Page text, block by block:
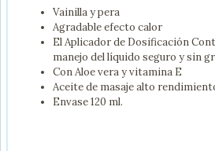
Vainilla y pera
Agradable efecto calor
El Aplicador de Dosificación
manejo del líquido seguro y sin
Con Aloe vera y vitamina E
Aceite de masaje alto
Envase 120 ml.